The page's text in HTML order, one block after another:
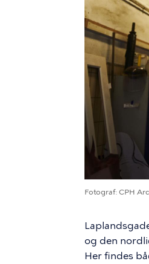
Fotograf CPH
og den
Her findes